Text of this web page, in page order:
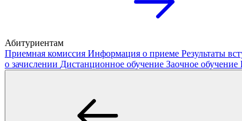
Абитуриентам
Приемная комиссия Информация о приеме Результаты
о зачислении Дистанционное обучение Заочное обучение